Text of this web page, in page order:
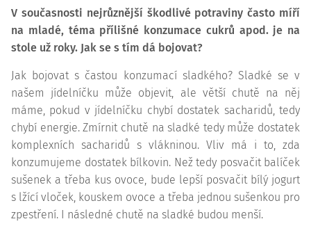
V současnosti nejrůznější škodlivé potraviny často míří
na mladé, téma přílišné konzumace cukrů apod. je na
stole už roky. Jak se s tím dá bojovat?
Jak bojovat s častou konzumací sladkého? Sladké se v
našem jídelníčku může objevit, ale větší chutě na něj
máme, pokud v jídelníčku chybí dostatek sacharidů, tedy
chybí energie. Zmírnit chutě na sladké tedy může dostatek
komplexních sacharidů s vlákninou. Vliv má i to, zda
konzumujeme dostatek bílkovin. Než tedy posvačit balíček
sušenek a třeba kus ovoce, bude lepší posvačit bílý jogurt
s lžící vloček, kouskem ovoce a třeba jednou sušenkou pro
zpestření. I následné chutě na sladké budou menší.